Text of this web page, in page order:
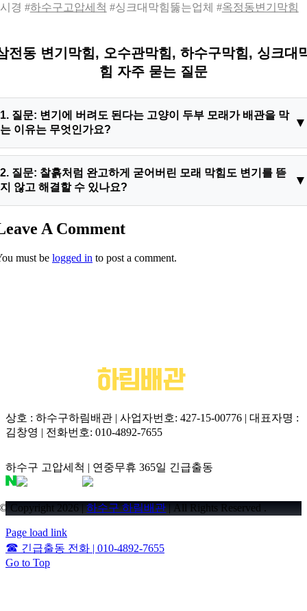
경 #하수구고압세척 #싱크대막힘뚫는업체 #옥정동변기막힘
전동 변기막힘, 오수관막힘, 하수구막힘, 싱크대
힘 자주 묻는 질문
1. 질문: 변기에 버려도 된다는 고양이 두부 모래가 배관을 막
는 이유는 무엇인가요?
▼
답변: 두부 모래는 물에 녹는 성질이 있으나 이는 아주 소량일 때
만 해당합니다. 한꺼번에 많은 양을 투하하면 모래가 배관 하부
형성하므로 절대로 변기에 대량으로 버리시면 안 되며 반드시 쓰
레기봉투에 폐기하셔야 합니다.
2. 질문: 찰흙처럼 완고하게 굳어버린 모래 막힘도 변기를 뜯
지 않고 해결할 수 있나요?
▼
답변: 네 가능합니다. 일반적인 스프링 장비나 석션기로는 흡착
싱 멀티 크러셔 장비를 투입하면 도기 해체 없이 관로 내부에서
A Comment
must be logged in to post a comment.
상호 : 하수구하림배관 | 사업자번호: 427-15-00776 | 대표자명 :
김창영 | 전화번호: 010-4892-7655
하수구 고압세척 | 연중무휴 365일 긴급출동
© Copyright 2026 |하수구 하림배관 | All Rights Reserved .
Page load link
☎ 긴급출동 전화 | 010-4892-7655
Go to Top